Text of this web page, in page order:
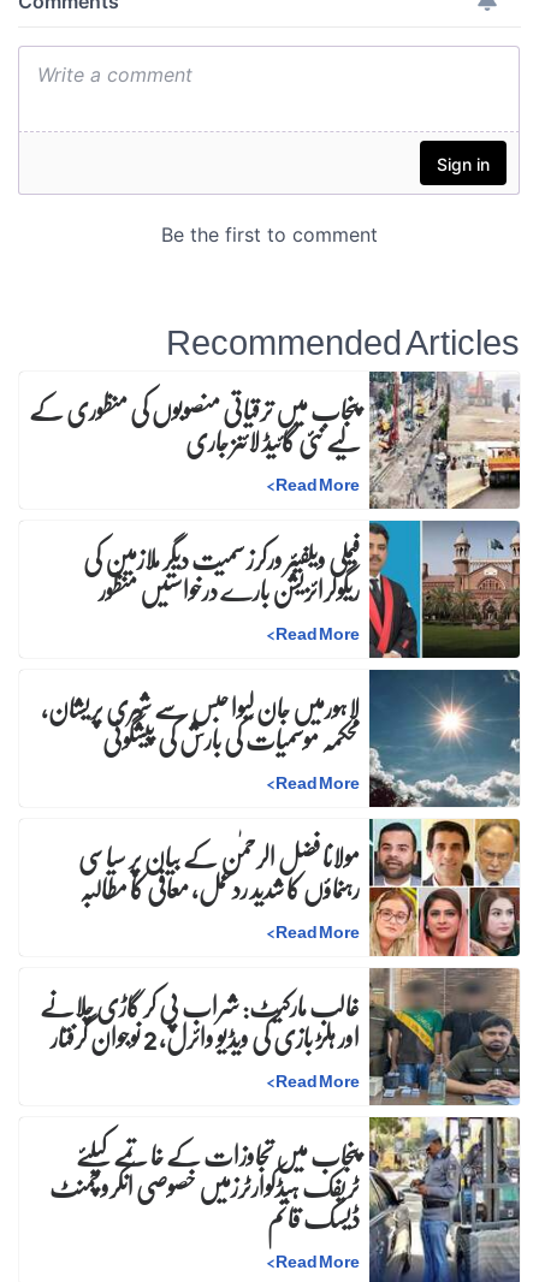
Recommended Articles
پنجاب میں ترقیاتی منصوبوں کی منظوری کے
لیے نئی گائیڈ لائنز جاری
Read More
>
فیملی ویلفیئر ورکرز سمیت دیگر ملازمین کی
ریگولرائزیشن بارے درخواستیں منظور
Read More
>
لاہورمیں جان لیوا حبس سے شہری پریشان،
محکمہ موسمیات کی بارش کی پیشگوئی
Read More
>
مولانا فضل الرحمٰن کے بیان پر سیاسی
رہنماؤں کا شدید ردعمل، معافی کا مطالبہ
Read More
>
غالب مارکیٹ: شراب پی کر گاڑی چلانے
اور ہلڑ بازی کی ویڈیو وائرل، 2 نوجوان گرفتار
Read More
>
پنجاب میں تجاوزات کے خاتمے کیلئے
ٹریفک ہیڈکوارٹرزمیں خصوصی انکروچمنٹ
ڈیسک قائم
Read More
>